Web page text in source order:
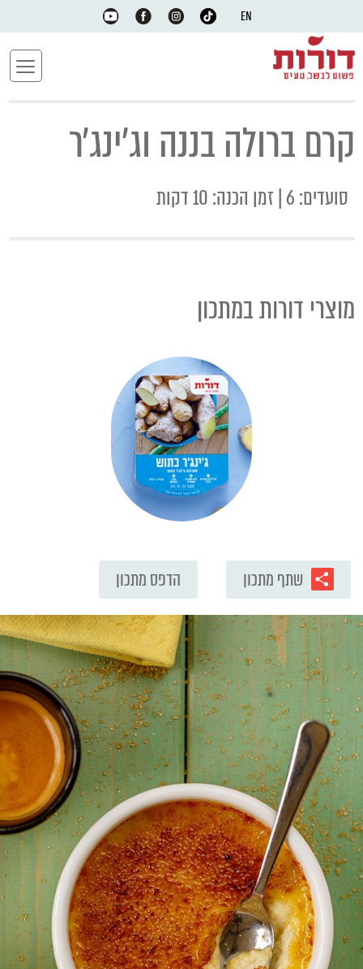
EN
קרם ברולה בננה וג׳ינג׳ר
סועדים: 6 | זמן הכנה: 10 דקות
מוצרי דורות במתכון
הדפס מתכון שתף מתכון